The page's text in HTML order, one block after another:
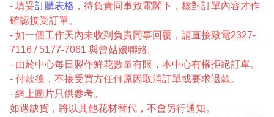
- 填妥訂購表格 ，待負責同事致電閣下，核對訂單內容才作
確認接受訂單。
- 如一個工作天內未收到負責同事回覆，請直接致電2327-
7116 / 5177-7061 與曾姑娘聯絡。
- 由於中心每日製作鮮花數量有限，本中心有權拒絕訂單。
- 付款後，不接受買方任何原因取消訂單或要求退款。
- 網上圖片只供參考。
如遇缺貨，將以其他花材替代，不會另行通知。